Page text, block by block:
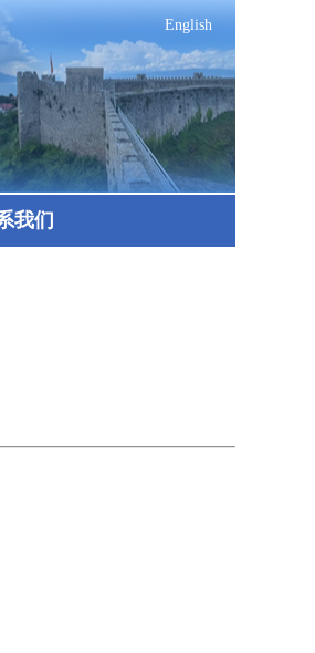
English
我们